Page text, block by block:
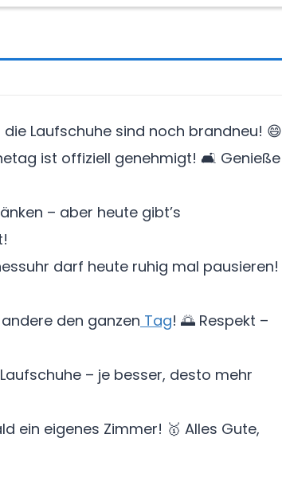
Laufschuhe sind noch brandneu! 😄
ist offiziell genehmigt! 🛋️ Genieße
– aber heute gibt’s
darf heute ruhig mal pausieren!
den ganzen Tag! 🌅 Respekt –
– je besser, desto mehr
ein eigenes Zimmer! 🥇 Alles Gute,